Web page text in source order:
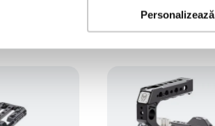
Personalizează